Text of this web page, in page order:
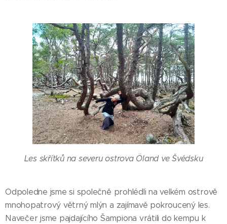
Les skřítků na severu ostrova Öland ve Švédsku
Odpoledne jsme si společně prohlédli na velkém ostrově
mnohopatrový větrný mlýn a zajímavě pokroucený les.
Navečer jsme pajdajícího Šampiona vrátili do kempu k